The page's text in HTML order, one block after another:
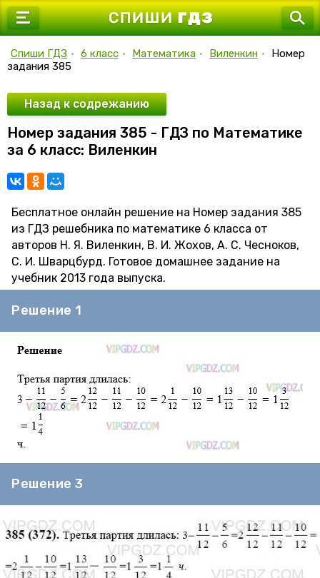
7 класс
9 класс
10 класс
11 класс
Спиши ГДЗ • 6 класс • Математика • Виленкин •
Номер
задания 385
Назад к содрежанию
Номер задания 385 - ГДЗ по Математике
за 6 класс: Виленкин
Бесплатное онлайн решение на Номер задания 385
из ГДЗ решебника по математике 6 класса от
авторов Н. Я. Виленкин, В. И. Жохов, А. С. Чесноков,
С. И. Шварцбурд. Готовое домашнее задание на
учебник 2013 года выпуска.
Решение 1
Решение 3